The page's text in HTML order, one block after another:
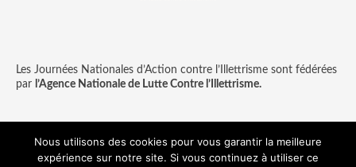
Les Journées Nationales d’Action contre l’Illettrisme sont fédérées
par l’Agence Nationale de Lutte Contre l’Illettrisme.
Nous utilisons des cookies pour vous garantir la meilleure
expérience sur notre site. Si vous continuez à utiliser ce